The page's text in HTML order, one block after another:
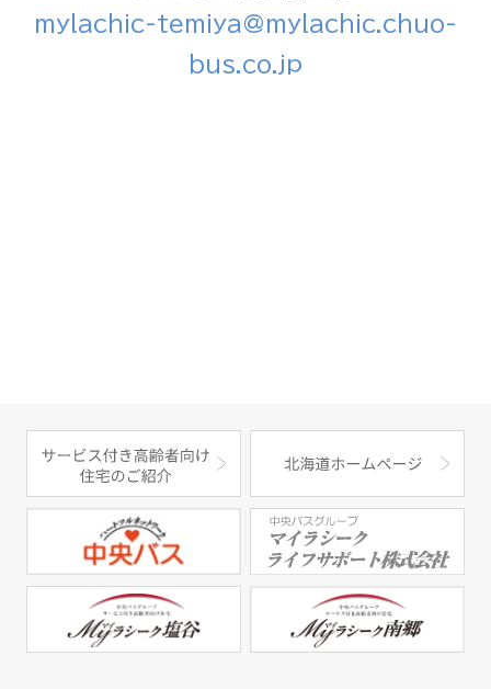
mylachic-temiya@mylachic.chuo-
bus.co.jp